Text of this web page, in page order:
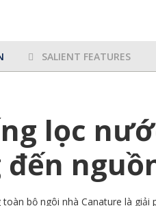
SALIENT FEATURES
lọc
đến
bộ ngôi nhà Canature là